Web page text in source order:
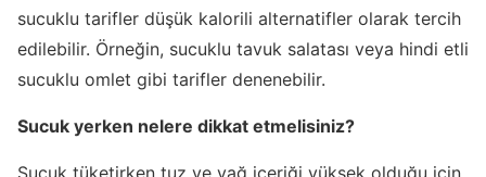
sucuklu tarifler düşük kalorili alternatifler olarak tercih
edilebilir. Örneğin, sucuklu tavuk salatası veya hindi etli
sucuklu omlet gibi tarifler denenebilir.
Sucuk yerken nelere dikkat etmelisiniz?
Sucuk tüketirken tuz ve yağ içeriği yüksek olduğu için